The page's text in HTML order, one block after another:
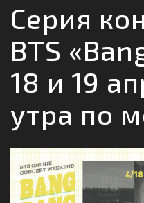
Cерия
BTS
18 и 19
утра по